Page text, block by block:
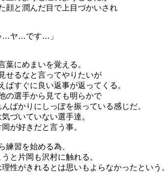
顔と潤んだ目で上目づかいされ
…ヤ…です…」
葉にめまいを覚える。
せるなと言ってやりたいが
すぐに良い返事が返ってくる。
の選手から見ても明らかで
ばかりにしっぽを振っている感じだ。
づいていない選手達。
が好きだと言う事。
練習を始める為、
と片岡も沢村に触れる。
性がきれるとは思いもよらなかったという。